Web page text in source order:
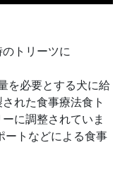
トリーツに
を必要とする犬に給
れた食事療法食ト
に調整されていま
ートなどによる食事